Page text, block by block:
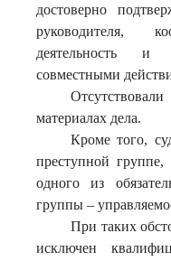
достоверно
руководителя,
деятельность и
совместными
материалах дела.
Кроме того,
преступной
одного из
группы –
При таких
исключен